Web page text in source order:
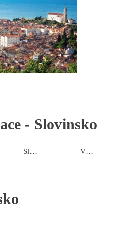
- Slovinsko
Slovinské Alpy Vnitrozemí